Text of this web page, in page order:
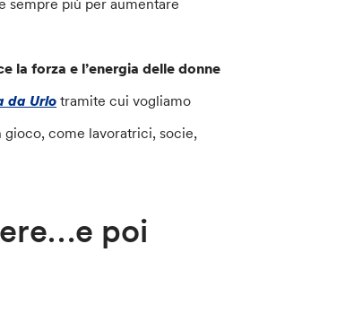
la forza e l’energia delle donne
da Urlotramite cui vogliamo
come lavoratrici, socie,
poi